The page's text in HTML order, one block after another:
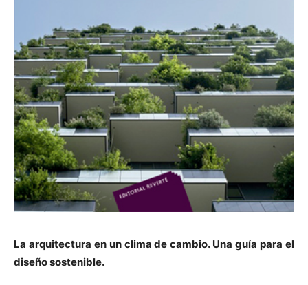
La arquitectura en un clima de cambio. Una guía para el
diseño sostenible.